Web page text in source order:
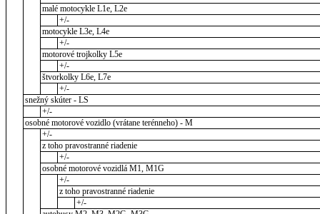
malé motocykle L1e, L2e
+/-
motocykle L3e, L4e
+/-
motorové trojkolky L5e
+/-
štvorkolky L6e, L7e
+/-
snežný skúter - LS
+/-
osobné motorové vozidlo (vrátane terénneho) - M
+/-
z toho pravostranné riadenie
+/-
osobné motorové vozidlá M1, M1G
+/-
z toho pravostranné riadenie
+/-